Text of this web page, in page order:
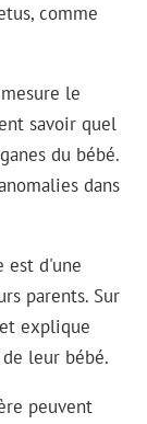
comme
le
savoir quel
du bébé.
dans
est d'une
parents. Sur
explique
leur bébé.
peuvent